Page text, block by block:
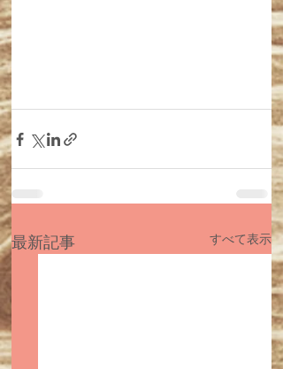
最新記事 すべて表示